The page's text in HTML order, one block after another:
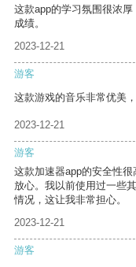
这款app的学习氛围很浓
成绩。
2023-12-21
游客
这款游戏的音乐非常优美
2023-12-21
游客
这款加速器app的安全性
放心。我以前使用过一些
情况，这让我非常担心。
2023-12-21
游客